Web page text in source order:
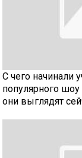
С чего начинали
популярного шоу
они выглядят